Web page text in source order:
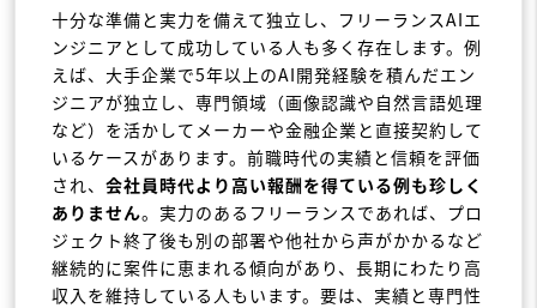
十分な準備と実力を備えて独立し、フリーランスAIエ
ンジニアとして成功している人も多く存在します。例
えば、大手企業で5年以上のAI開発経験を積んだエン
ジニアが独立し、専門領域（画像認識や自然言語処理
など）を活かしてメーカーや金融企業と直接契約して
いるケースがあります。前職時代の実績と信頼を評価
され、 会社員時代より高い報酬を得ている例も珍しく
ありません。実力のあるフリーランスであれば、プロ
ジェクト終了後も別の部署や他社から声がかかるなど
継続的に案件に恵まれる傾向があり、長期にわたり高
収入を維持している人もいます。要は、実績と専門性